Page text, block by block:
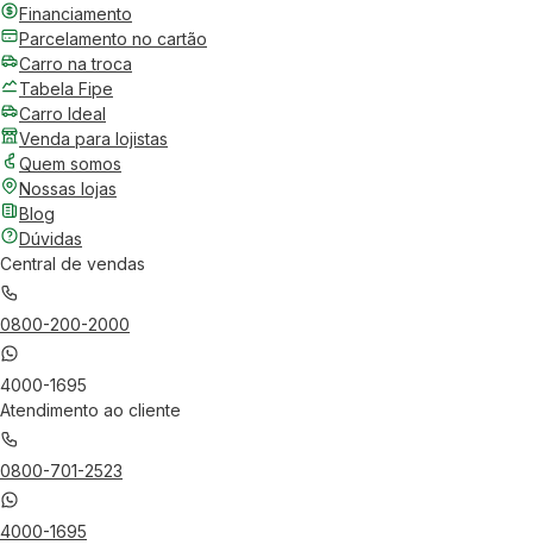
Financiamento
Parcelamento no cartão
Carro na troca
Tabela Fipe
Carro Ideal
Venda para lojistas
Quem somos
Nossas lojas
Blog
Dúvidas
Central de vendas
0800-200-2000
4000-1695
Atendimento ao cliente
0800-701-2523
4000-1695